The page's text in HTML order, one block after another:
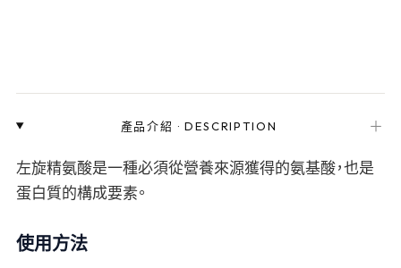
產品介紹 ·DESCRIPTION ＋
左旋精氨酸是一種必須從營養來源獲得的氨基酸，也是
蛋白質的構成要素。
使用方法